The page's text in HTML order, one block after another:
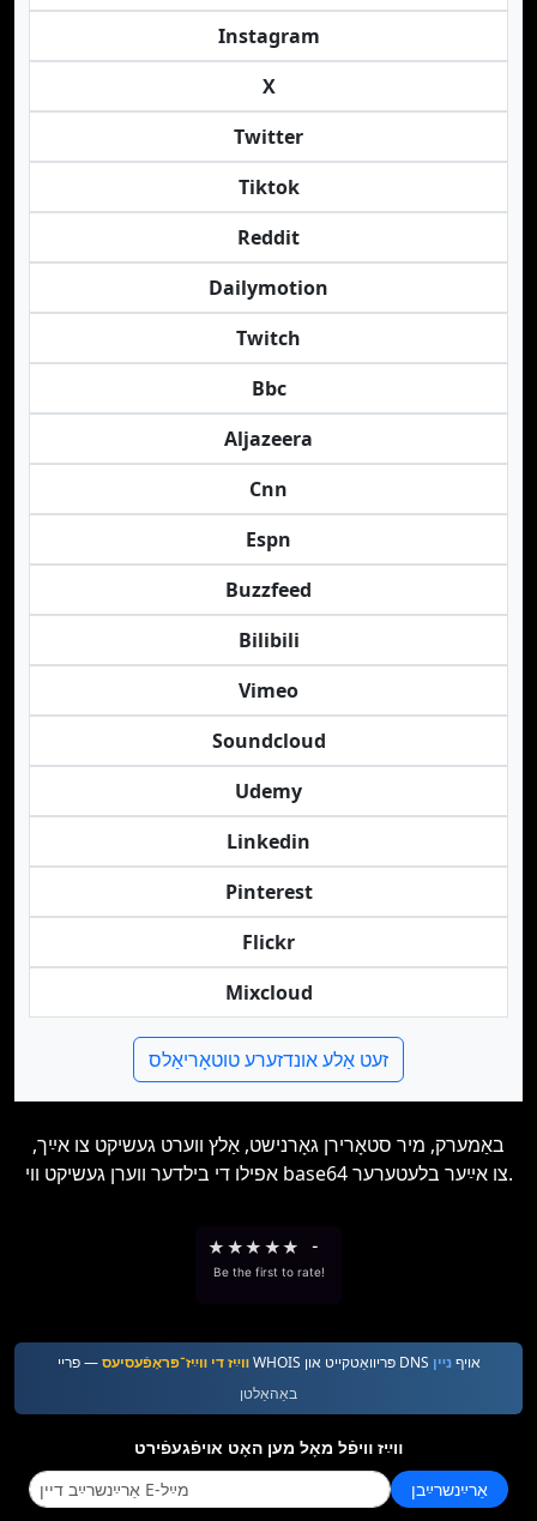
Instagram
X
Twitter
Tiktok
Reddit
Dailymotion
Twitch
Bbc
Aljazeera
Cnn
Espn
Buzzfeed
Bilibili
Vimeo
Soundcloud
Udemy
Linkedin
Pinterest
Flickr
Mixcloud
זעט אַלע אונדזערע טוטאָריאַלס
באַמערק, מיר סטאָרירן גאָרנישט, אַלץ ווערט געשיקט צו אײַך,
אפילו די בילדער ווערן געשיקט ווי base64 צו אײַער בלעטערער.
★ ★★ ★★ -
Be the first to rate!
װײַז די װײַז־פּראָפֿעסיעס — פריי WHOIS פּריוואַטקייט און DNS אױףנײן
באַהאַלטן
װײַז װיפֿל מאָל מען האָט אױפֿגעפֿירט
אַרײַנשרײַבן